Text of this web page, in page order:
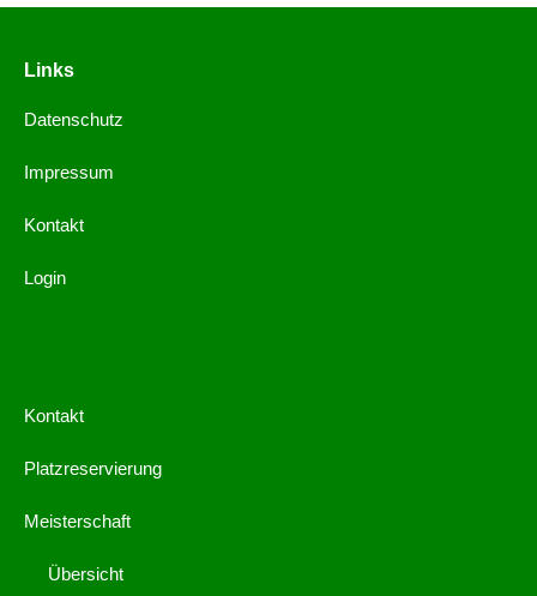
Links
Datenschutz
Impressum
Kontakt
Login
Kontakt
Platzreservierung
Meisterschaft
Übersicht